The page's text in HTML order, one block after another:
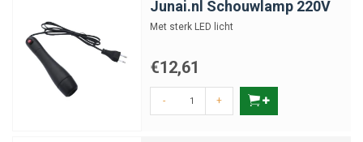
Junai.nl Schouwlamp 220V
Met sterk LED licht
€12,61
- +